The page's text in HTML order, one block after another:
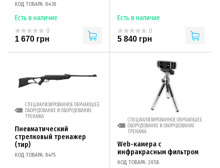
КОД ТОВАРА: 8430
Есть в наличие
0
1 670 грн
Есть в наличие
0
5 840 грн
СПЕЦИАЛИЗИРОВАННОЕ ОБУЧАЮЩЕЕ
ОБОРУДОВАНИЕ И ОБОРУДОВАНИЕ
ТРЕНАЖА
Пневматический
стрелковый тренажер
(тир)
КОД ТОВАРА: 8475
СПЕЦИАЛИЗИРОВАННОЕ ОБУЧАЮЩЕЕ
ОБОРУДОВАНИЕ И ОБОРУДОВАНИЕ
ТРЕНАЖА
Web-камера с
инфракрасным фильтром
КОД ТОВАРА: 2058